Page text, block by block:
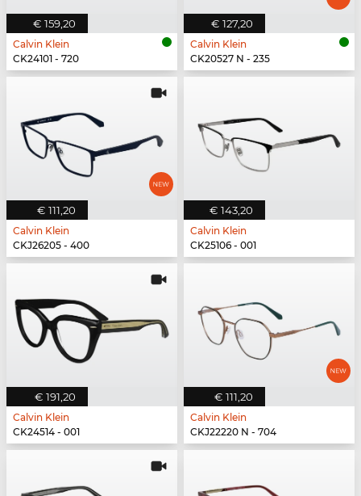
€ 159,20
Calvin Klein
CK24101 - 720
€ 127,20
Calvin Klein
CK20527 N - 235
€ 111,20
Calvin Klein
CKJ26205 - 400
€ 143,20
Calvin Klein
CK25106 - 001
€ 191,20
Calvin Klein
CK24514 - 001
€ 111,20
Calvin Klein
CKJ22220 N - 704